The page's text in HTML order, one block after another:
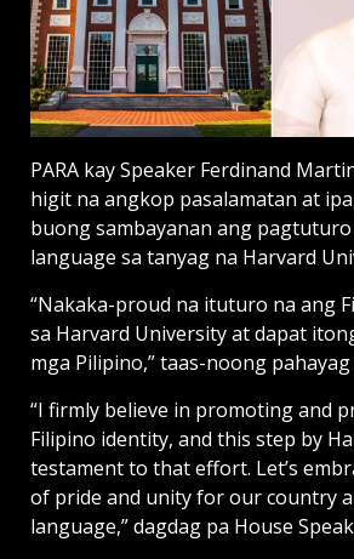
PARA kay Speaker Ferdinand
higit na angkop pasalamatan at
buong sambayanan ang
language sa tanyag na Harvard
“Nakaka-proud na ituturo na ang
sa Harvard University at dapat
mga Pilipino,” taas-noong pahayag
“I firmly believe in promoting and
Filipino identity, and this step by
testament to that effort. Let’s
of pride and unity for our country
language,” dagdag pa House